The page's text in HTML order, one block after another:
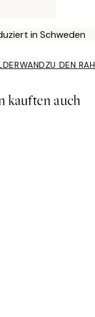
in Schweden
ZU DEN
kauften auch